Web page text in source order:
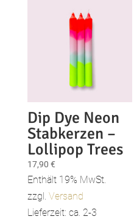
Dip Dye Neon
Stabkerzen –
Lollipop Trees
17,90 €
Enthält 19% MwSt.
zzgl. Versand
Lieferzeit: ca. 2-3